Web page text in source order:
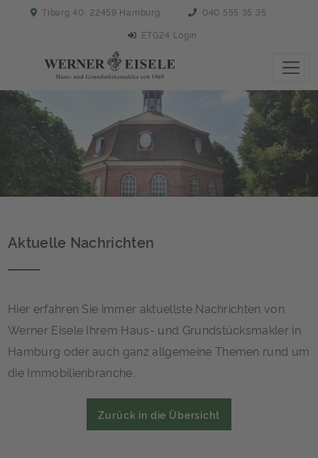
Tibarg 40, 22459 Hamburg
040 555 35 35
ETG24 Login
Aktuelle Nachrichten
Hier erfahren Sie immer aktuellste Nachrichten von
Werner Eisele Ihrem Haus- und Grundstücksmakler in
Hamburg oder auch ganz allgemeine Themen rund um
die Immobilienbranche.
Zurück in die Übersicht